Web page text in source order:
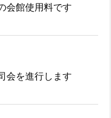
会館使用料です
会を進行します